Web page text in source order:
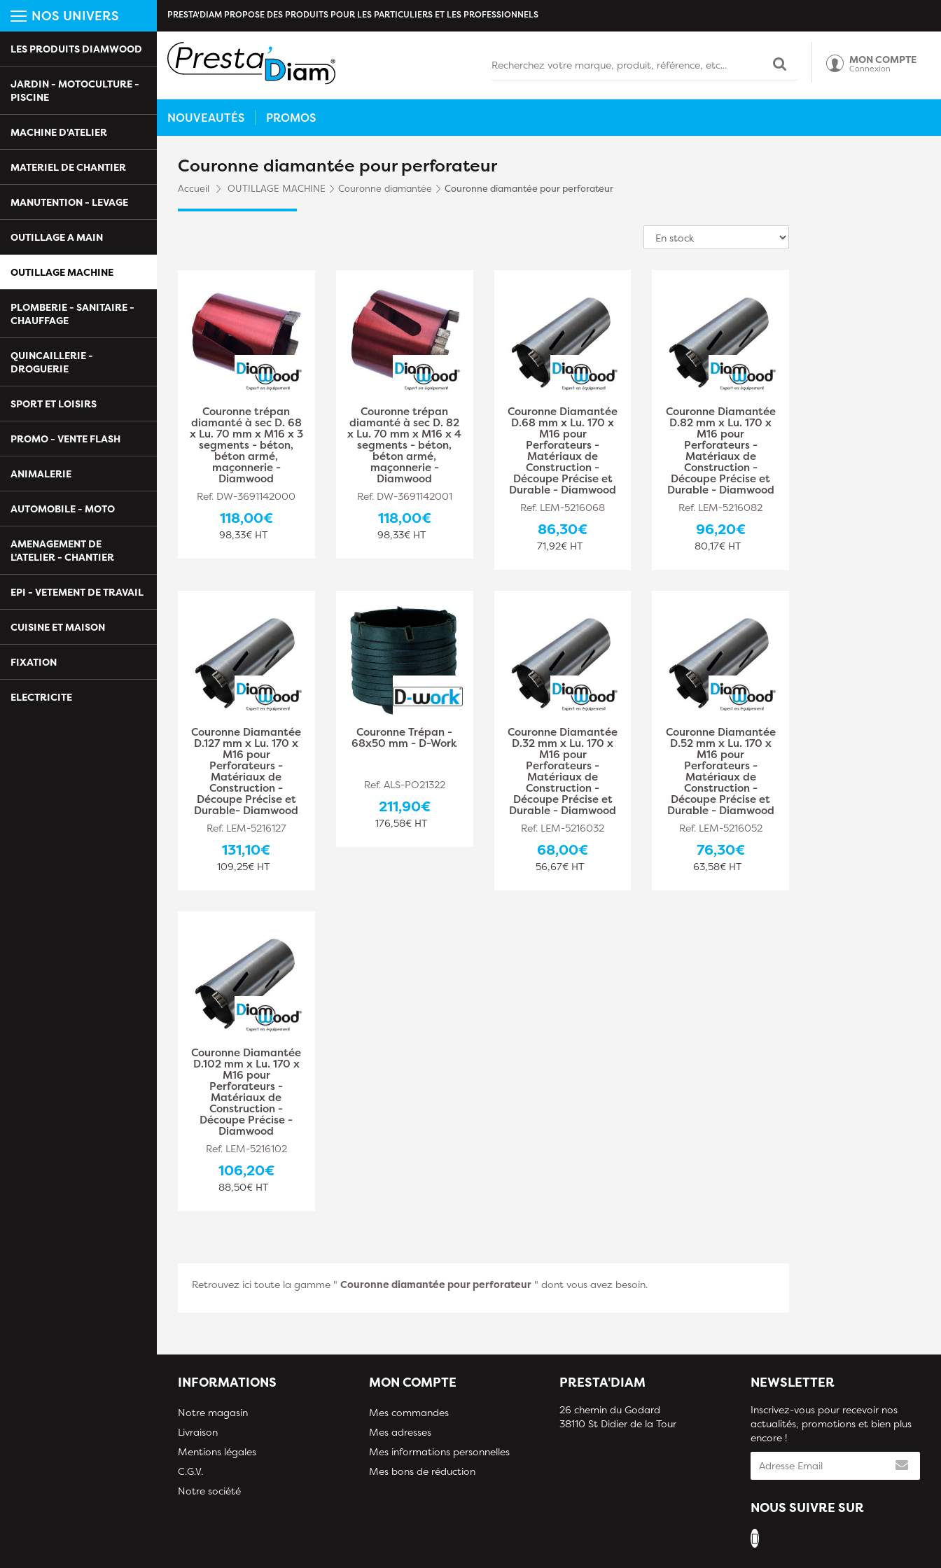
NOS UNIVERS
LES PRODUITS DIAMWOOD
JARDIN - MOTOCULTURE -
PISCINE
MACHINE D'ATELIER
MATERIEL DE CHANTIER
MANUTENTION - LEVAGE
OUTILLAGE A MAIN
OUTILLAGE MACHINE
PLOMBERIE - SANITAIRE -
CHAUFFAGE
QUINCAILLERIE -
DROGUERIE
SPORT ET LOISIRS
PROMO - VENTE FLASH
ANIMALERIE
AUTOMOBILE - MOTO
AMENAGEMENT DE
L'ATELIER - CHANTIER
EPI - VETEMENT DE TRAVAIL
CUISINE ET MAISON
FIXATION
ELECTRICITE
PRESTA'DIAM PROPOSE DES PRODUITS POUR LES PARTICULIERS ET LES PROFESSIONNELS
MON COMPTE
Connexion
NOUVEAUTÉS PROMOS
Couronne diamantée pour perforateur
Accueil OUTILLAGE MACHINE Couronne diamantée Couronne diamantée pour perforateur
Couronne trépan
diamanté à sec D. 68
x Lu. 70 mm x M16 x 3
segments - béton,
béton armé,
maçonnerie -
Diamwood
Ref. DW-3691142000
118,00€
98,33€ HT
Couronne trépan
diamanté à sec D. 82
x Lu. 70 mm x M16 x 4
segments - béton,
béton armé,
maçonnerie -
Diamwood
Ref. DW-3691142001
118,00€
98,33€ HT
Couronne Diamantée
D.68 mm x Lu. 170 x
M16 pour
Perforateurs -
Matériaux de
Construction -
Découpe Précise et
Durable - Diamwood
Ref. LEM-5216068
86,30€
71,92€ HT
Couronne Diamantée
D.82 mm x Lu. 170 x
M16 pour
Perforateurs -
Matériaux de
Construction -
Découpe Précise et
Durable - Diamwood
Ref. LEM-5216082
96,20€
80,17€ HT
Couronne Diamantée
D.127 mm x Lu. 170 x
M16 pour
Perforateurs -
Matériaux de
Construction -
Découpe Précise et
Durable- Diamwood
Ref. LEM-5216127
131,10€
109,25€ HT
Couronne Trépan -
68x50 mm - D-Work
Ref. ALS-PO21322
211,90€
176,58€ HT
Couronne Diamantée
D.32 mm x Lu. 170 x
M16 pour
Perforateurs -
Matériaux de
Construction -
Découpe Précise et
Durable - Diamwood
Ref. LEM-5216032
68,00€
56,67€ HT
Couronne Diamantée
D.52 mm x Lu. 170 x
M16 pour
Perforateurs -
Matériaux de
Construction -
Découpe Précise et
Durable - Diamwood
Ref. LEM-5216052
76,30€
63,58€ HT
Couronne Diamantée
D.102 mm x Lu. 170 x
M16 pour
Perforateurs -
Matériaux de
Construction -
Découpe Précise -
Diamwood
Ref. LEM-5216102
106,20€
88,50€ HT
Retrouvez ici toute la gamme " Couronne diamantée pour perforateur " dont vous avez besoin.
INFORMATIONS
Notre magasin
Livraison
Mentions légales
C.G.V.
Notre société
MON COMPTE
Mes commandes
Mes adresses
Mes informations personnelles
Mes bons de réduction
PRESTA'DIAM
26 chemin du Godard
38110 St Didier de la Tour
NEWSLETTER
Inscrivez-vous pour recevoir nos
actualités, promotions et bien plus
encore !
NOUS SUIVRE SUR